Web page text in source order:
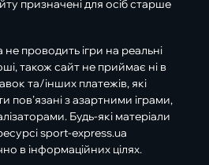
призначені для осіб старше
проводить ігри на реальні
також сайт не приймає ні в
та/інших платежів, які
пов’язані з азартними іграми,
Будь-які матеріали
sport-express.ua
в інформаційних цілях.